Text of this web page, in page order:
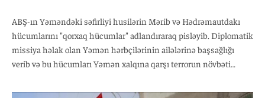
ABŞ-ın Yəməndəki səfirliyi husilərin Mərib və Hədrəmautdakı
hücumlarını "qorxaq hücumlar" adlandıraraq pisləyib. Diplomatik
missiya həlak olan Yəmən hərbçilərinin ailələrinə başsağlığı
verib və bu hücumları Yəmən xalqına qarşı terrorun növbəti
ölkədə sabitliyin bərpasına yönəlmiş səylərə zərbə vurur. Hadisə